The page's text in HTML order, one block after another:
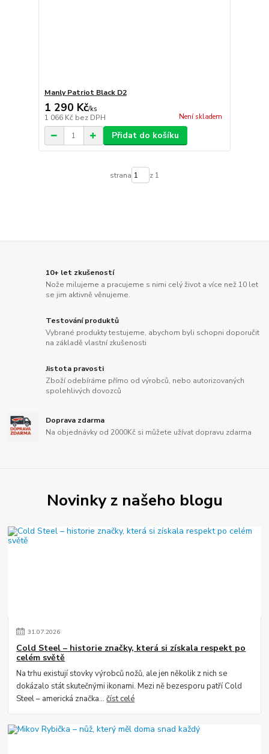
Manly Patriot Black D2
1 290 Kč/ks
1 066 Kč bez DPH Není skladem
Přidat do košíku
strana z 1
10+ let zkušeností
Nože milujeme a pracujeme s nimi celý život a více než 10 let
se jim aktivně věnujeme.
Testování produktů
Vybrané produkty testujeme, abychom byli schopni doporučit
na základě vlastní zkušenosti
Jistota pravosti
Zboží odebíráme přímo od výrobců, nebo autorizovaných
spolehlivých dovozců
Doprava zdarma
Na objednávky od 2000Kč si můžete užívat dopravu zdarma
Novinky z našeho blogu
31.07.2026
Cold Steel – historie značky, která si získala respekt po
celém světě
Na trhu existují stovky výrobců nožů, ale jen několik z nich se
dokázalo stát skutečnými ikonami. Mezi ně bezesporu patří Cold
Steel – americká značka...číst celé